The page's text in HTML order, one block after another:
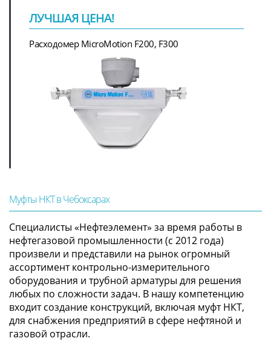
ЛУЧШАЯ ЦЕНА!
Расходомер MicroMotion F200, F300
Муфты НКТ в Чебоксарах
Специалисты «Нефтеэлемент» за время работы в
нефтегазовой промышленности (с 2012 года)
произвели и представили на рынок огромный
ассортимент контрольно-измерительного
оборудования и трубной арматуры для решения
любых по сложности задач. В нашу компетенцию
входит создание конструкций, включая муфт НКТ,
для снабжения предприятий в сфере нефтяной и
газовой отрасли.